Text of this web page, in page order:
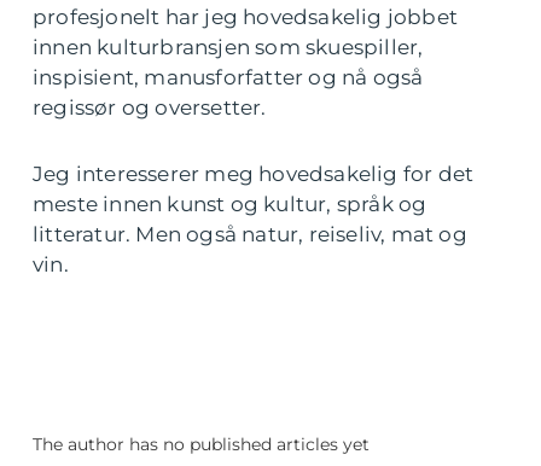
profesjonelt har jeg hovedsakelig jobbet
innen kulturbransjen som skuespiller,
inspisient, manusforfatter og nå også
regissør og oversetter.
Jeg interesserer meg hovedsakelig for det
meste innen kunst og kultur, språk og
litteratur. Men også natur, reiseliv, mat og
vin.
The author has no published articles yet